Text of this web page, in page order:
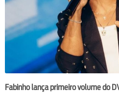
Fabinho lança primeiro volume do